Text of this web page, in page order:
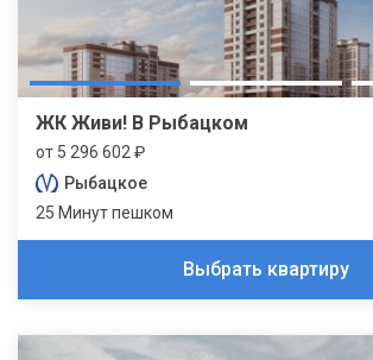
ЖК Живи! В Рыбацком
от 5 296 602 ₽
Рыбацкое
25 Минут пешком
Выбрать квартиру